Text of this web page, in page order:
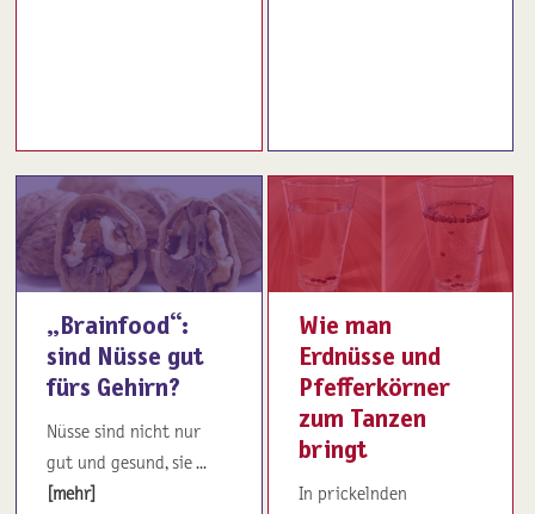
„Brainfood“:
sind Nüsse gut
fürs Gehirn?
Nüsse sind nicht nur
gut und gesund, sie ...
[mehr]
Wie man
Erdnüsse und
Pfefferkörner
zum Tanzen
bringt
In prickelnden